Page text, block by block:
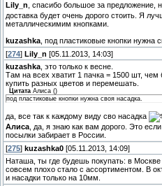
Lily_n , спасибо большое за предложение,
доставка будет очень дорого стоить. Я
металлическимим кнопками.
kuzashka , под пластиковые кнопки нужна
[274] Lily_n [05.11.2013, 14:03]
kuzashka , это только к весне.
Там на всех хватит 1 пачка = 1500 шт,
купить разных цветов и перемешать.
Цитата Алиса ()
под пластиковые кнопки нужна своя насадка.
да, все так к каждому виду сво насадка
Алиса , да, я знаю как вам дорого. Это
посылки забирает в России.
[275] kuzashka0 [05.11.2013, 14:09]
Наташа, ты где будешь покупать: в Москве
совсем плохо стало с ассортиментом. В
и насадки только на 10мм.